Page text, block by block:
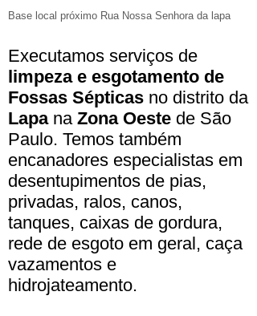
Base local próximo Rua Nossa Senhora da lapa
Executamos serviços de
limpeza e esgotamento de
Fossas Sépticas no distrito da
Lapana Zona Oeste de São
Paulo. Temos também
encanadores especialistas em
desentupimentos de pias,
privadas, ralos, canos,
tanques, caixas de gordura,
rede de esgoto em geral, caça
vazamentos e
hidrojateamento.